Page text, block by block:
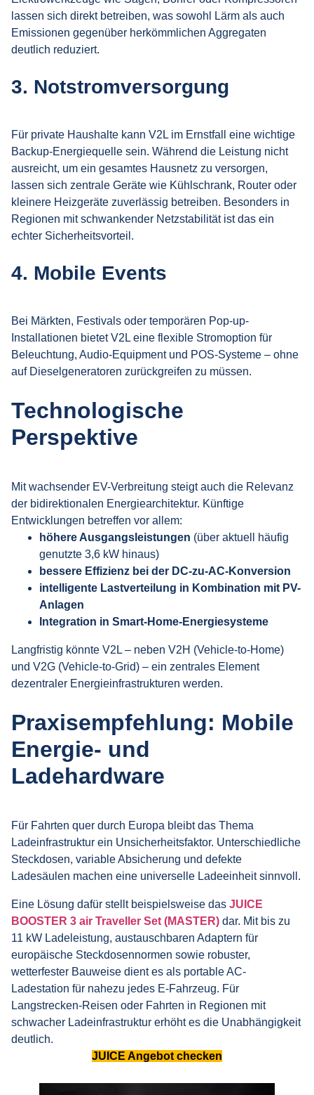
lassen sich direkt betreiben, was sowohl Lärm als auch
Emissionen gegenüber herkömmlichen Aggregaten
deutlich reduziert.
3. Notstromversorgung
Für private Haushalte kann V2L im Ernstfall eine wichtige
Backup-Energiequelle sein. Während die Leistung nicht
ausreicht, um ein gesamtes Hausnetz zu versorgen,
lassen sich zentrale Geräte wie Kühlschrank, Router oder
kleinere Heizgeräte zuverlässig betreiben. Besonders in
Regionen mit schwankender Netzstabilität ist das ein
echter Sicherheitsvorteil.
4. Mobile Events
Bei Märkten, Festivals oder temporären Pop-up-
Installationen bietet V2L eine flexible Stromoption für
Beleuchtung, Audio-Equipment und POS-Systeme – ohne
auf Dieselgeneratoren zurückgreifen zu müssen.
Technologische
Perspektive
Mit wachsender EV-Verbreitung steigt auch die Relevanz
der bidirektionalen Energiearchitektur. Künftige
Entwicklungen betreffen vor allem:
höhere Ausgangsleistungen (über aktuell häufig
genutzte 3,6 kW hinaus)
bessere Effizienz bei der DC-zu-AC-Konversion
intelligente Lastverteilung in Kombination mit PV-
Anlagen
Integration in Smart-Home-Energiesysteme
Langfristig könnte V2L – neben V2H (Vehicle-to-Home)
und V2G (Vehicle-to-Grid) – ein zentrales Element
dezentraler Energieinfrastrukturen werden.
Praxisempfehlung: Mobile
Energie- und
Ladehardware
Für Fahrten quer durch Europa bleibt das Thema
Ladeinfrastruktur ein Unsicherheitsfaktor. Unterschiedliche
Steckdosen, variable Absicherung und defekte
Ladesäulen machen eine universelle Ladeeinheit sinnvoll.
Eine Lösung dafür stellt beispielsweise das JUICE
BOOSTER 3 air Traveller Set (MASTER) dar. Mit bis zu
11 kW Ladeleistung, austauschbaren Adaptern für
europäische Steckdosennormen sowie robuster,
wetterfester Bauweise dient es als portable AC-
Ladestation für nahezu jedes E-Fahrzeug. Für
Langstrecken-Reisen oder Fahrten in Regionen mit
schwacher Ladeinfrastruktur erhöht es die Unabhängigkeit
deutlich.
JUICE Angebot checken